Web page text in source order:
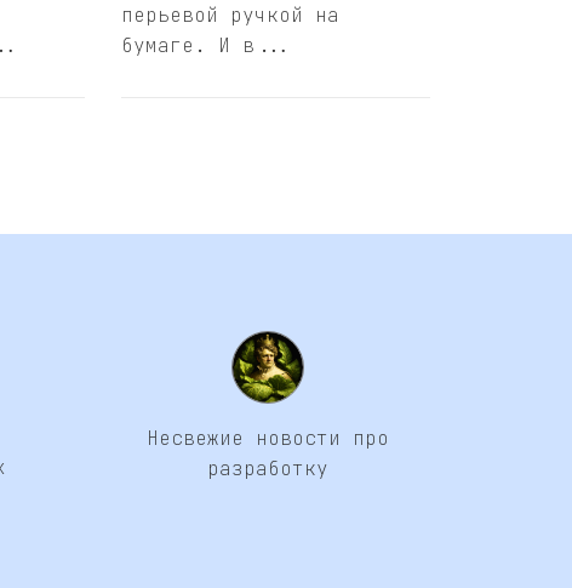
перьевой ручкой на
бумаге. И в...
Несвежие новости про
разработку